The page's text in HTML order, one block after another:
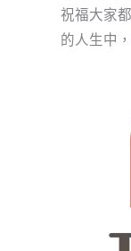
祝福大家
的人生中